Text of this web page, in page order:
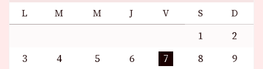
L M M J V S D
1
2
3
4 5 6 7 8
9